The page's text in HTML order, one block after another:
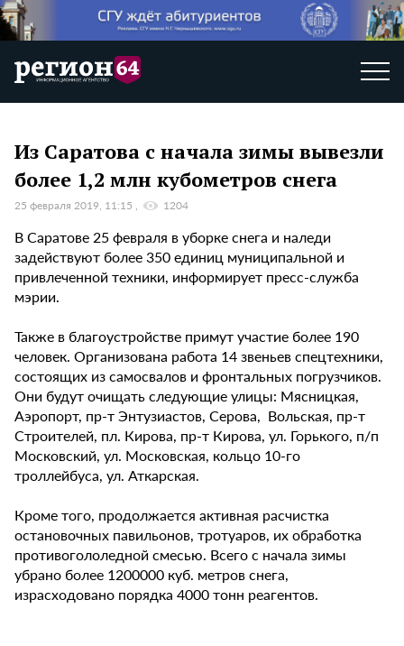
Из Саратова с начала зимы вывезли
более 1,2 млн кубометров снега
25 февраля 2019, 11:15 1204
В Саратове 25 февраля в уборке снега и наледи
задействуют более 350 единиц муниципальной и
привлеченной техники, информирует пресс-служба
мэрии.
Также в благоустройстве примут участие более 190
человек. Организована работа 14 звеньев спецтехники,
состоящих из самосвалов и фронтальных погрузчиков.
Они будут очищать следующие улицы: Мясницкая,
Аэропорт, пр-т Энтузиастов, Серова, Вольская, пр-т
Строителей, пл. Кирова, пр-т Кирова, ул. Горького, п/п
Московский, ул. Московская, кольцо 10-го
троллейбуса, ул. Аткарская.
Кроме того, продолжается активная расчистка
остановочных павильонов, тротуаров, их обработка
противогололедной смесью. Всего с начала зимы
убрано более 1200000 куб. метров снега,
израсходовано порядка 4000 тонн реагентов.